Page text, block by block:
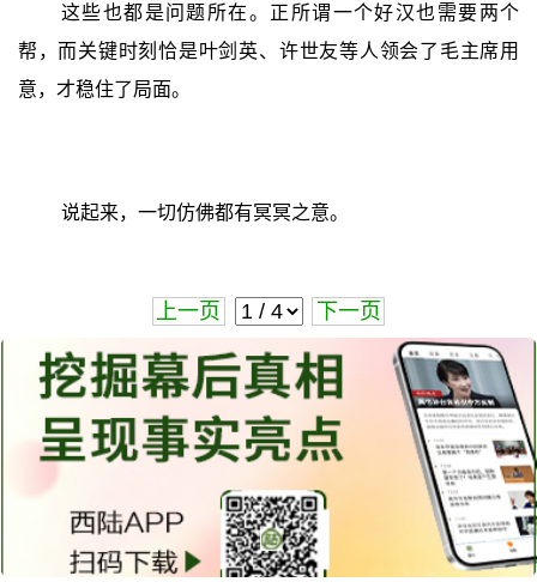
这些也都是问题所在。正所谓一个好汉也需要两个
帮，而关键时刻恰是叶剑英、许世友等人领会了毛主席用
意，才稳住了局面。
说起来，一切仿佛都有冥冥之意。
上一页 下一页